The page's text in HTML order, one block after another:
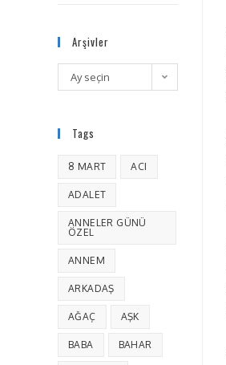
Arşivler
Ay seçin
Tags
8 MART ACI
ADALET
ANNELER GÜNÜ
ÖZEL
ANNEM
ARKADAŞ
AĞAÇ AŞK
BABA BAHAR